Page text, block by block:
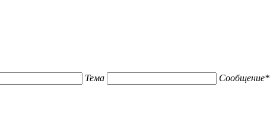
Тема Сообщение*